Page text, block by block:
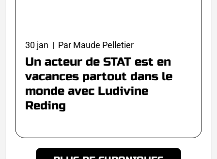
30 jan | Par Maude Pelletier
Un acteur de STAT est en
vacances partout dans le
monde avec Ludivine
Reding